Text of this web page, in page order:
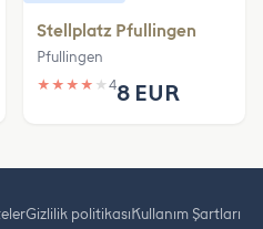
Stellplatz Pfullingen
Pfullingen
★ ★ ★ ★ ★ 48 EUR
Gizlilik politikasıKullanım Şartları